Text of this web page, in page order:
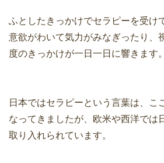
ふとしたきっかけでセラピーを受け
意欲がわいて気力がみなぎったり、
度のきっかけが一日一日に響きます。
日本ではセラピーという言葉は、こ
なってきましたが、欧米や西洋では
取り入れられています。